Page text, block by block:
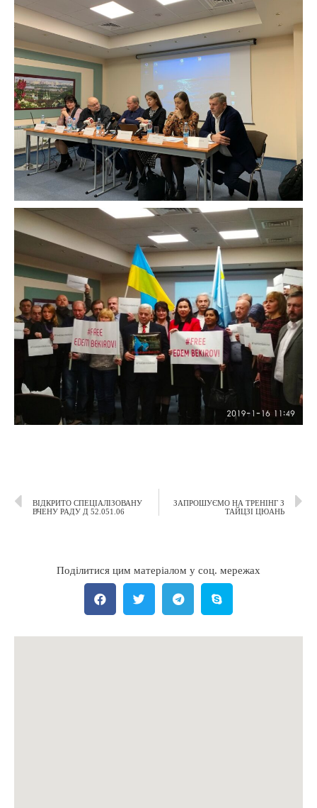
ВІДКРИТО СПЕЦІАЛІЗОВАНУ
ВЧЕНУ РАДУ Д 52.051.06
ЗАПРОШУЄМО НА ТРЕНІНГ З
ТАЙЦЗІ ЦЮАНЬ
Поділитися цим матеріалом у соц. мережах